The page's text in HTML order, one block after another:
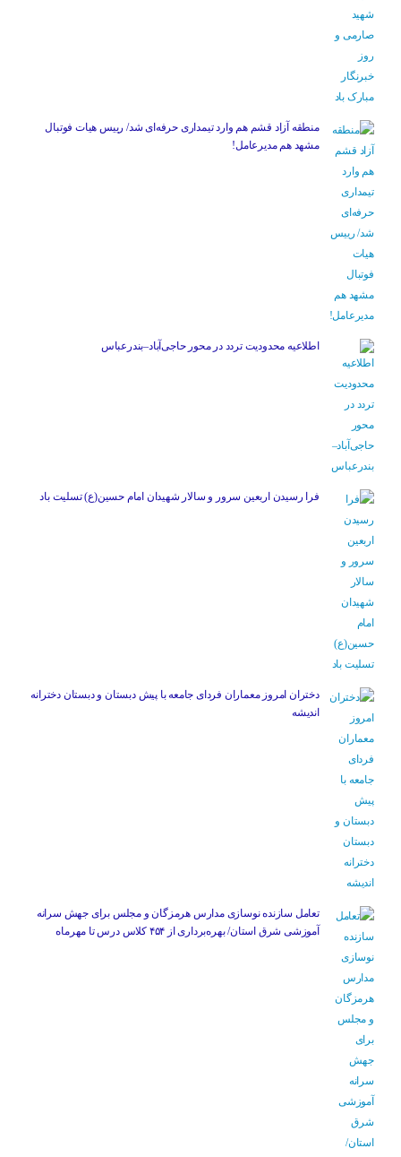
منطقه آزاد قشم هم وارد تیمداری حرفه‌ای شد/ رییس هیات فوتبال
مشهد هم مدیرعامل!
اطلاعیه محدودیت تردد در محور حاجی‌آباد–بندرعباس
فرا رسیدن اربعین سرور و سالار شهیدان امام حسین(ع) تسلیت باد
دختران امروز معماران فردای جامعه با پیش دبستان و دبستان دخترانه
اندیشه
تعامل سازنده نوسازی مدارس هرمزگان و مجلس برای جهش سرانه
آموزشی شرق استان/ بهره‌برداری از ۴۵۴ کلاس درس تا مهرماه